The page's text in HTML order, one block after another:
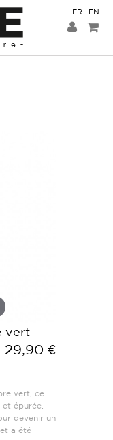
FR EN
vert
29,90 €
vert, ce
épurée.
devenir un
a été